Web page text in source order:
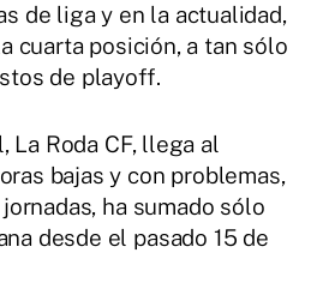
de liga y en la actualidad,
cuarta posición, a tan sólo
de playoff.
La Roda CF, llega al
bajas y con problemas,
ha sumado sólo
desde el pasado 15 de